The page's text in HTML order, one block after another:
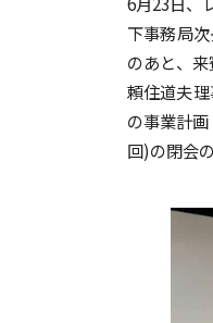
下事務局
のあと、
頼住道夫
の事業計
回)の閉会